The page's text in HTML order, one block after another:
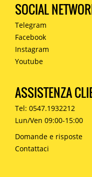
SOCIAL
Telegram
Facebook
Instagram
Youtube
ASSISTENZA
Tel: 0547.1932212
Lun/Ven 09:00-15:00
Domande e risposte
Contattaci